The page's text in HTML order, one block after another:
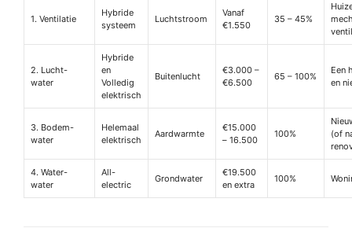
1. Ventilatie
Hybride
systeem
Luchtstroom
Vanaf
€1.550
35 – 45%
2. Lucht-
water
Hybride
en
Volledig
elektrisch
Buitenlucht
€3.000 –
€6.500
65 – 100%
Een
en
3. Bodem-
water
Helemaal
elektrisch
Aardwarmte
€15.000
– 16.500
100%
(of
4. Water-
water
All-
electric
Grondwater
€19.500
en extra
100%